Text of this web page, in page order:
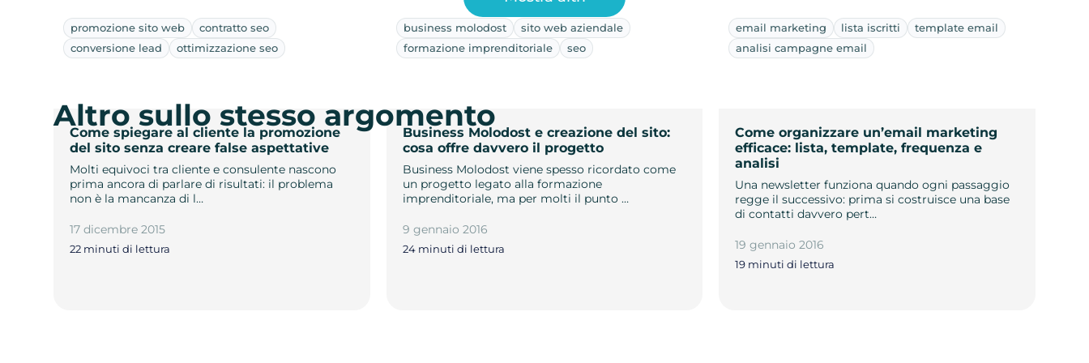
promozione sito web
contratto seo
conversione lead
ottimizzazione seo
Come spiegare al cliente la promozione
del sito senza creare false aspettative
Molti equivoci tra cliente e consulente nascono
prima ancora di parlare di risultati: il problema
non è la mancanza di l…
17 dicembre 2015
22 minuti di lettura
business molodost
sito web aziendale
formazione imprenditoriale
seo
Business Molodost e creazione del sito:
cosa offre davvero il progetto
Business Molodost viene spesso ricordato come
un progetto legato alla formazione
imprenditoriale, ma per molti il punto …
9 gennaio 2016
24 minuti di lettura
email marketing lista iscritti
template email
analisi campagne email
Come organizzare un’email marketing
efficace: lista, template, frequenza e
analisi
Una newsletter funziona quando ogni passaggio
regge il successivo: prima si costruisce una base
di contatti davvero pert…
19 gennaio 2016
19 minuti di lettura
Altro sullo stesso argomento